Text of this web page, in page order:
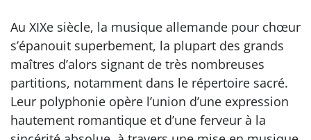
Au XIXe siècle, la musique allemande pour chœur
s’épanouit superbement, la plupart des grands
maîtres d’alors signant de très nombreuses
partitions, notamment dans le répertoire sacré.
Leur polyphonie opère l’union d’une expression
hautement romantique et d’une ferveur à la